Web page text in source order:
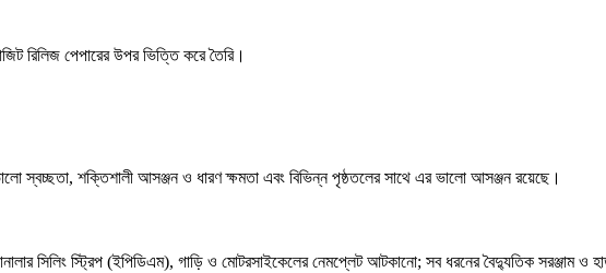
রিলিজ পেপারের উপর ভিত্তি করে তৈরি।
স্বচ্ছতা, শক্তিশালী আসঞ্জন ও ধারণ ক্ষমতা এবং বিভিন্ন পৃষ্ঠতলের সাথে এর ভালো আসঞ্জন রয়েছে।
সিলিং স্ট্রিপ (ইপিডিএম), গাড়ি ও মোটরসাইকেলের নেমপ্লেট আটকানো; সব ধরনের বৈদ্যুতিক সরঞ্জাম ও